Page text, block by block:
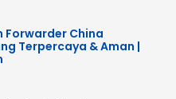
Forwarder China
Terpercaya & Aman |